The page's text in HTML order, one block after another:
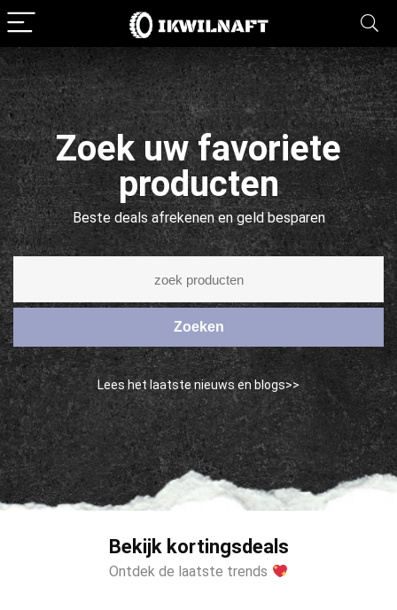
Zoek uw favoriete
producten
Beste deals afrekenen en geld besparen
Zoeken
Lees het laatste nieuws en blogs>>
Bekijk kortingsdeals
Ontdek de laatste trends